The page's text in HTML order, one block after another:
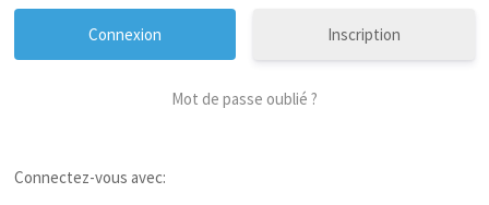
Inscription
Mot de passe oublié ?
Connectez-vous avec: